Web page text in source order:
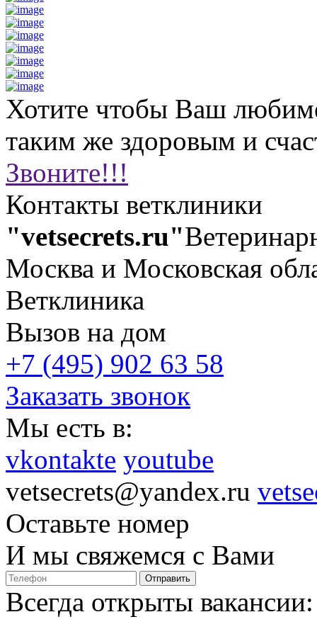
Хотите чтобы Ваш
таким же здоровым и
Звоните!!!
Контакты ветклиники
"vetsecrets.ru"
Москва и Московская
Ветклиника
Вызов на дом
+7 (495) 902 63 58
Заказать звонок
Мы есть в:
vkontakte youtube
vetsecrets@yandex.ru
Оставьте номер
И мы свяжемся с Вами
Отправить
Всегда открыты вакансии: